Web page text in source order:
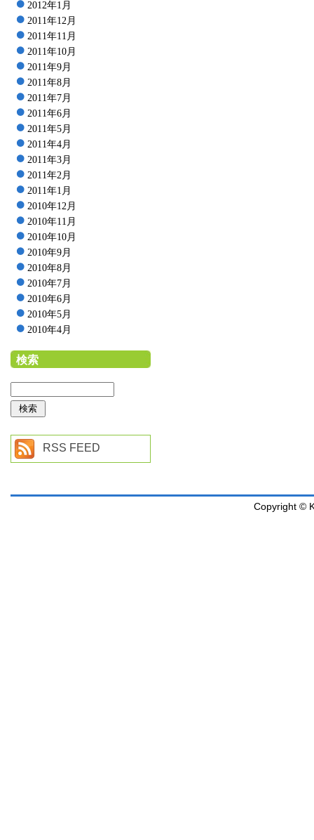
2012年1月
2011年12月
2011年11月
2011年10月
2011年9月
2011年8月
2011年7月
2011年6月
2011年5月
2011年4月
2011年3月
2011年2月
2011年1月
2010年12月
2010年11月
2010年10月
2010年9月
2010年8月
2010年7月
2010年6月
2010年5月
2010年4月
検索
RSS FEED
Copyright ©